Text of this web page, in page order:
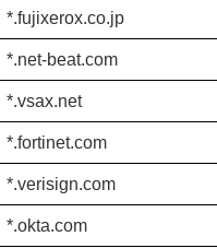
*.fujixerox.co.jp
*.net-beat.com
*.vsax.net
*.fortinet.com
*.verisign.com
*.okta.com